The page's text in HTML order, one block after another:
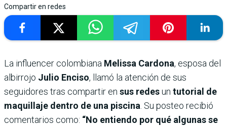
Compartir en redes
La influencer colombiana Melissa Cardona, esposa del
albirrojo Julio Enciso, llamó la atención de sus
seguidores tras compartir en sus redesun tutorial de
maquillaje dentro de una piscina . Su posteo recibió
comentarios como: “No entiendo por qué algunas se